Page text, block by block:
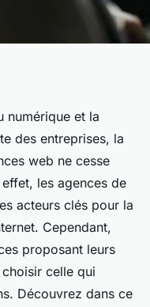
agence
numérique et la
des entreprises, la
web ne cesse
les agences de
acteurs clés pour la
Cependant,
proposant leurs
celle qui
Découvrez dans ce